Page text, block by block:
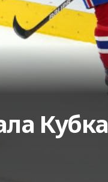
Кубка